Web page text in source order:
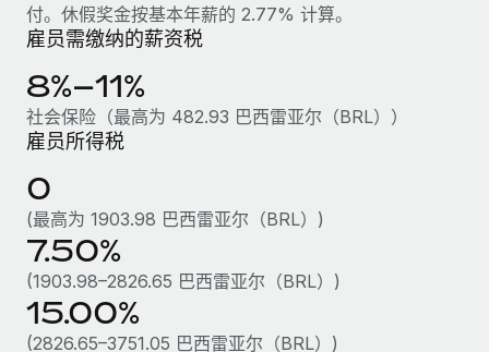
付。休假奖金按基本年薪的 2.77% 计算。
雇员需缴纳的薪资税
8%–11%
社会保险（最高为 482.93 巴西雷亚尔（BRL））
雇员所得税
0
(最高为 1903.98 巴西雷亚尔（BRL）)
7.50%
(1903.98–2826.65 巴西雷亚尔（BRL）)
15.00%
(2826.65–3751.05 巴西雷亚尔（BRL）)